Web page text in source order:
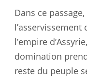
Dans ce
l’asservissement
l’empire
domination
reste du peuple